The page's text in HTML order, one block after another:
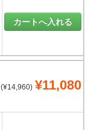
(¥14,960) ¥11,080